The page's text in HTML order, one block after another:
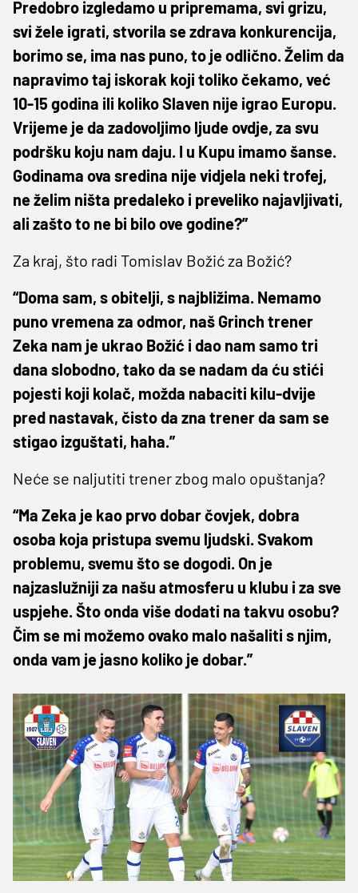
Predobro izgledamo u pripremama, svi grizu,
svi žele igrati, stvorila se zdrava konkurencija,
borimo se, ima nas puno, to je odlično. Želim da
napravimo taj iskorak koji toliko čekamo, već
10-15 godina ili koliko Slaven nije igrao Europu.
Vrijeme je da zadovoljimo ljude ovdje, za svu
podršku koju nam daju. I u Kupu imamo šanse.
Godinama ova sredina nije vidjela neki trofej,
ne želim ništa predaleko i preveliko najavljivati,
ali zašto to ne bi bilo ove godine?”
Za kraj, što radi Tomislav Božić za Božić?
“Doma sam, s obitelji, s najbližima. Nemamo
puno vremena za odmor, naš Grinch trener
Zeka nam je ukrao Božić i dao nam samo tri
dana slobodno, tako da se nadam da ću stići
pojesti koji kolač, možda nabaciti kilu-dvije
pred nastavak, čisto da zna trener da sam se
stigao izguštati, haha.”
Neće se naljutiti trener zbog malo opuštanja?
“Ma Zeka je kao prvo dobar čovjek, dobra
osoba koja pristupa svemu ljudski. Svakom
problemu, svemu što se dogodi. On je
najzaslužniji za našu atmosferu u klubu i za sve
uspjehe. Što onda više dodati na takvu osobu?
Čim se mi možemo ovako malo našaliti s njim,
onda vam je jasno koliko je dobar.”